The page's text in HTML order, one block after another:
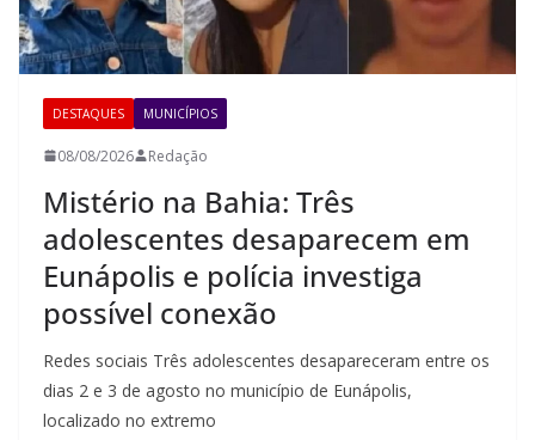
DESTAQUES MUNICÍPIOS
08/08/2026 Redação
Mistério na Bahia: Três
adolescentes desaparecem em
Eunápolis e polícia investiga
possível conexão
Redes sociais Três adolescentes desapareceram entre os
dias 2 e 3 de agosto no município de Eunápolis,
localizado no extremo